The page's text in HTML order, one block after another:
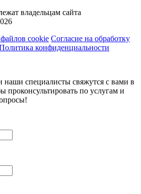
владельцам сайта
cookie Согласие на обработку
конфиденциальности
наши специалисты свяжутся с вами в
проконсультировать по услугам и